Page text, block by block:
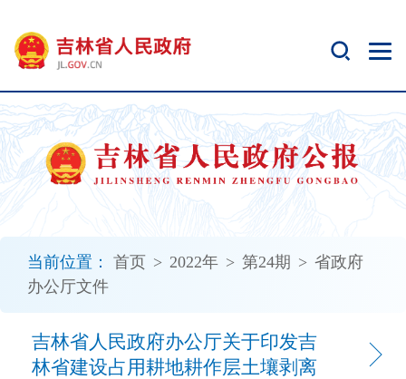
当前位置： 首页 > 2022年 > 第24期 > 省政府
办公厅文件
吉林省人民政府办公厅关于印发吉
林省建设占用耕地耕作层土壤剥离
开
无
障
碍
说
明